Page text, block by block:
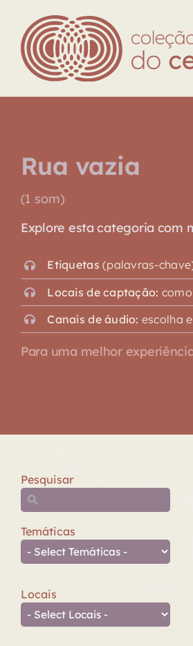
content
Rua vazia
(1 som)
Explore esta categoria com
Etiquetas (palavras-
Locais de captação:
Canais de áudio: escolha
Para uma melhor
Pesquisar
Temáticas
Locais